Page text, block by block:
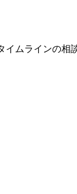
ムラインの相